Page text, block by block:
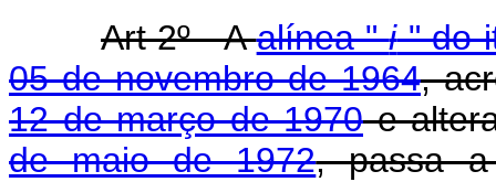
Art 2º - Aalínea "i" do
05 de novembro de 1964,
12 de março de 1970e
de maio de 1972, passa a